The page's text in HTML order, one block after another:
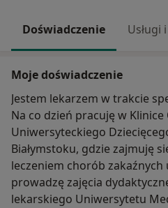
Doświadczenie Usługi
Moje doświadczenie
Jestem lekarzem w trakcie
Na co dzień pracuję w
Uniwersyteckiego
Białymstoku, gdzie zajmuję
leczeniem chorób zakaźnych
prowadzę zajęcia
lekarskiego Uniwersytetu